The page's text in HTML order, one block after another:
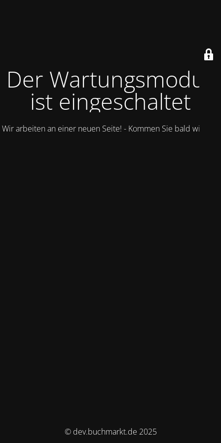
Der Wartungsmodus
ist eingeschaltet
Wir arbeiten an einer neuen Seite! - Kommen Sie bald wieder.
© dev.buchmarkt.de 2025